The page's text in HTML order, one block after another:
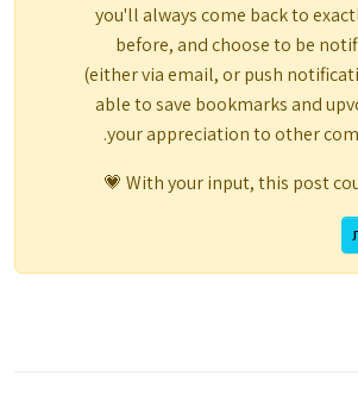
you'll always come back to
before, and choose to be
(either via email, or push
able to save bookmarks and
your appreciation to other
With your input, this post